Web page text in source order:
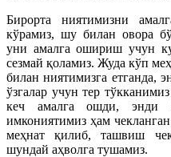
Бирорта ниятимизни
кўрамиз, шу билан овора
уни амалга ошириш учун
сезмай қоламиз. Жуда кўп
билан ниятимизга етганда,
ўзгалар учун тер
кеч амалга ошди, энди
имкониятимиз ҳам
меҳнат қилиб, ташвиш
шундай аҳволга тушамиз.